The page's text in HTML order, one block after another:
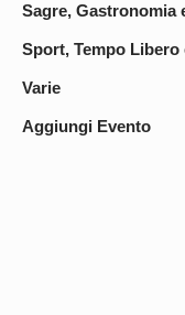
Sagre, Gastronomia
Sport, Tempo
Varie
Aggiungi Evento